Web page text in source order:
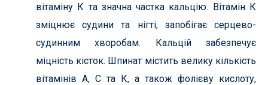
вітаміну К та значна частка кальцію. Вітамін К
зміцнює судини та нігті, запобігає серцево-
судинним хворобам. Кальцій забезпечує
міцність кісток. Шпинат містить велику кількість
вітамінів А, С та К, а також фолієву кислоту,